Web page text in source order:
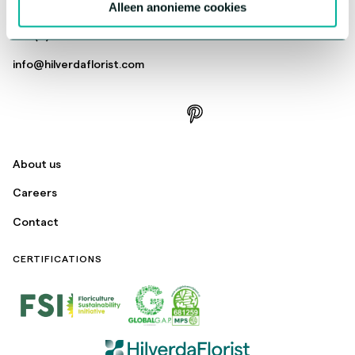
Alleen anonieme cookies
Dwarsweg 15, 1424 PL, De Kwakel, The Netherlands
info@hilverdaflorist.com
About us
Careers
Contact
CERTIFICATIONS